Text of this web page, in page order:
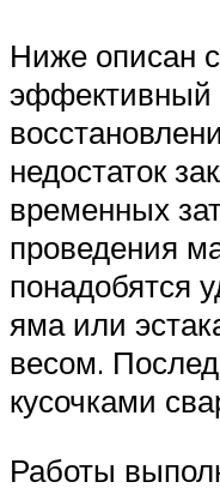
Ниже описан
эффективный
недостаток
временных
проведения
понадобятся
яма или
весом.
кусочками
Работы